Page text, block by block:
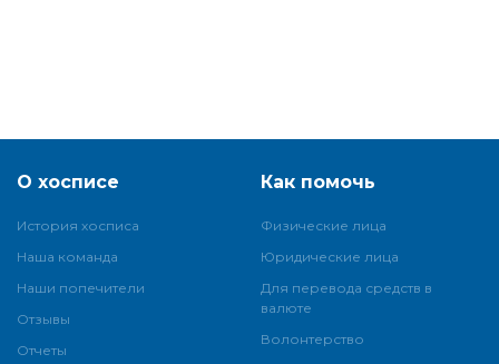
О хосписе
История хосписа
Наша команда
Наши попечители
Отзывы
Отчеты
Как помочь
Физические лица
Юридические лица
Для перевода средств в
валюте
Волонтерство